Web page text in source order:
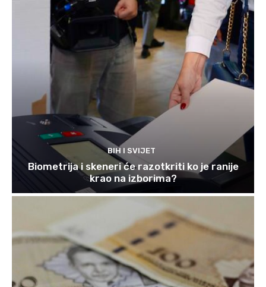
BIH I SVIJET
Biometrija i skeneri će razotkriti ko je ranije
krao na izborima?